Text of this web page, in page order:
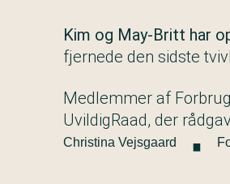
Kim og May-Britt har
fjernede den sidste tvivl
Medlemmer af
UvildigRaad, der
Christina Vejsgaard ·